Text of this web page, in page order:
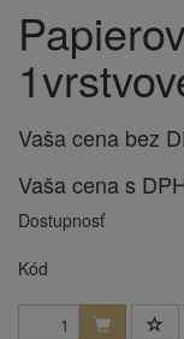
Vaša cena bez
Vaša cena s
Dostupnosť
Kód